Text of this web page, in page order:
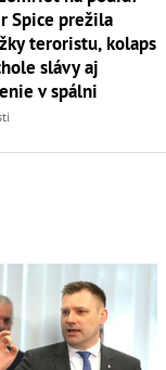
Spice prežila
teroristu, kolaps
slávy aj
v spálni